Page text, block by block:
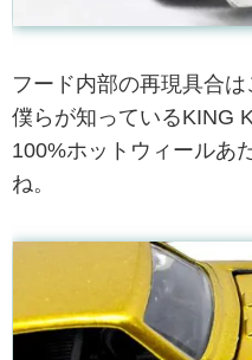
フード内部の再現具合は
僕らが知っているKING
100%ホットウィールあ
ね。